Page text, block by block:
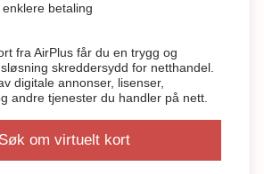
fra AirPlus får du en trygg og
skreddersydd for netthandel.
digitale annonser, lisenser,
andre tjenester du handler på nett.
betaling
Søk om virtuelt kort